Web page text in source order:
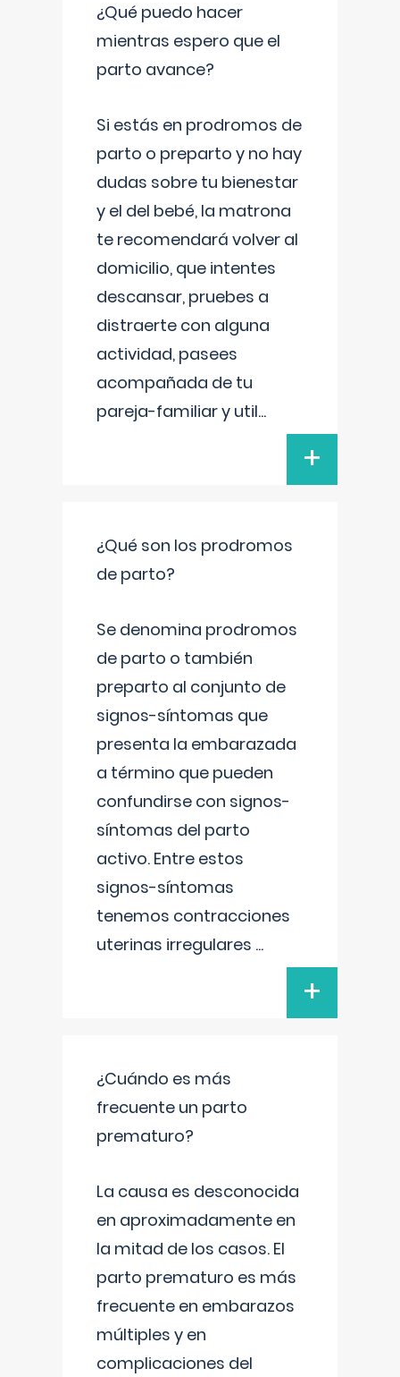
¿Qué puedo hacer
mientras espero que el
parto avance?
Si estás en prodromos de
parto o preparto y no hay
dudas sobre tu bienestar
y el del bebé, la matrona
te recomendará volver al
domicilio, que intentes
descansar, pruebes a
distraerte con alguna
actividad, pasees
acompañada de tu
pareja-familiar y util...
+
¿Qué son los prodromos
de parto?
Se denomina prodromos
de parto o también
preparto al conjunto de
signos-síntomas que
presenta la embarazada
a término que pueden
confundirse con signos-
síntomas del parto
activo. Entre estos
signos-síntomas
tenemos contracciones
uterinas irregulares ...
+
¿Cuándo es más
frecuente un parto
prematuro?
La causa es desconocida
en aproximadamente en
la mitad de los casos. El
parto prematuro es más
frecuente en embarazos
múltiples y en
complicaciones del